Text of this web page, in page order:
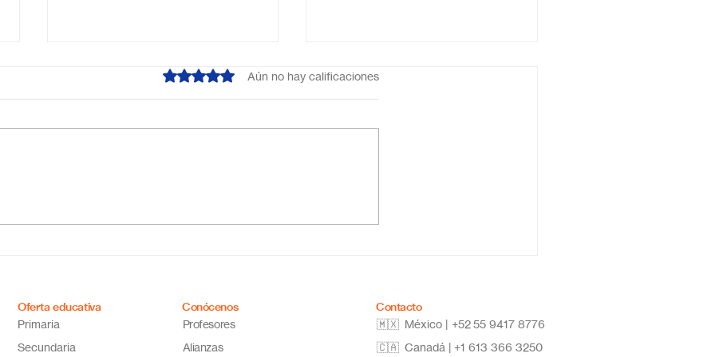
Obtuvo 0 de 5 estrellas.Aún no hay calificaciones
Oferta educativa
Primaria
Secundaria
Conócenos
Profesores
Alianzas
Contacto
🇲🇽 México | +5255 9417 8776
🇨🇦 Canadá | +1 613 366 3250